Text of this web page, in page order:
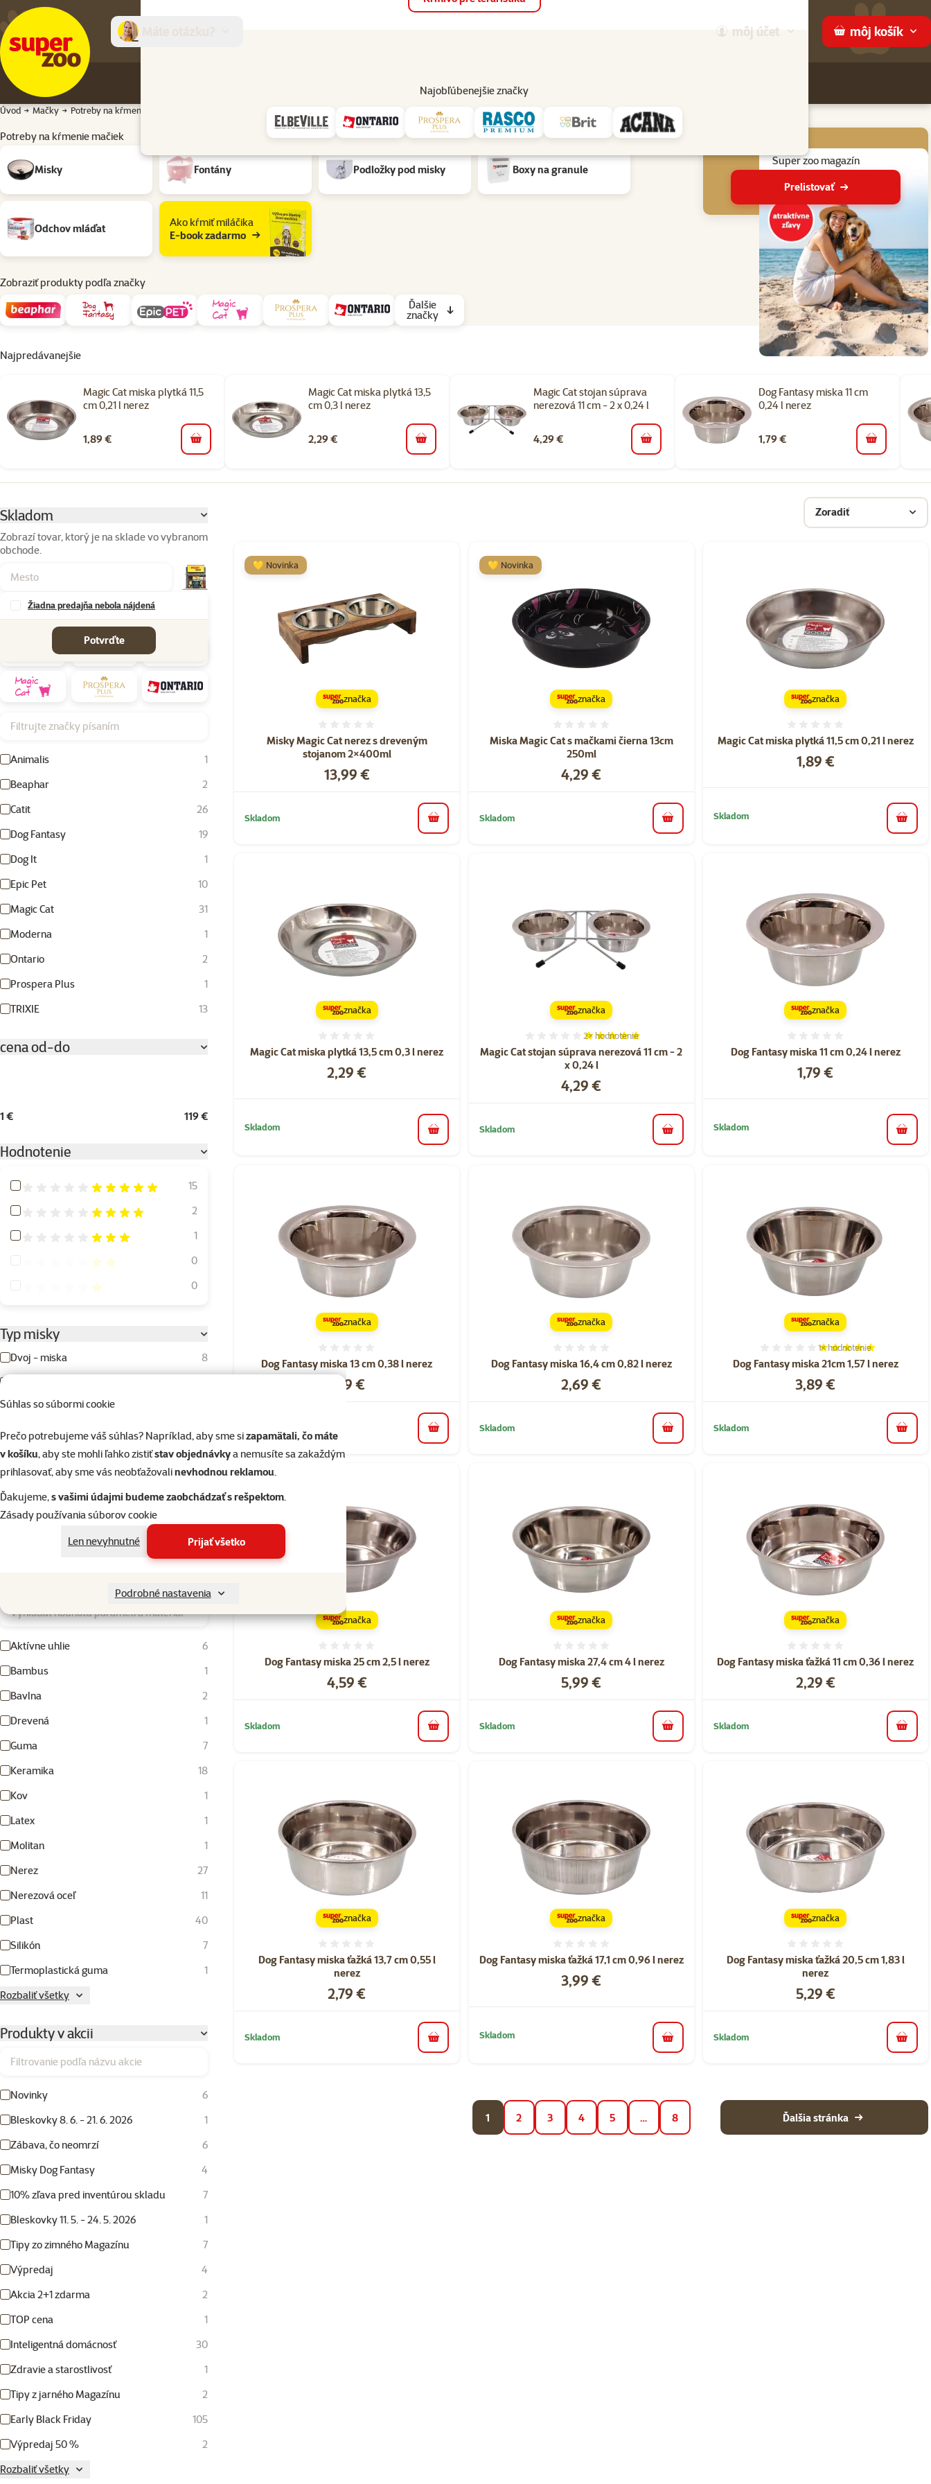
Súhlas so súbormi cookie
Prečo potrebujeme váš súhlas? Napríklad, aby sme sizapamätali, čo máte
v košíku, aby ste mohli ľahko zistiťstav objednávkya nemusíte sa zakaždým
prihlasovať, aby sme vás neobťažovalinevhodnou reklamou.
Ďakujeme,s vašimi údajmi budeme zaobchádzať s rešpektom.
Zásady používania súborov cookie
Len nevyhnutné
Prijať všetko
Podrobné nastavenia
môj účet môj košík
Najobľúbenejšie značky
Predajne Služby
Úvod Mačky Potreby na kŕmenie
Potreby na kŕmenie mačiek
Misky
Fontány Podložky pod misky Boxy na granule
Odchov mláďat
Ako kŕmiť miláčika
E-book zadarmo
Zobraziť produkty podľa značky
Ďalšie
značky
Super zoo magazín
Prelistovať
Najpredávanejšie
Magic Cat miska plytká 11,5
cm 0,21 l nerez
1,89 € do košíka
Magic Cat miska plytká 13,5
cm 0,3 l nerez
2,29 € do košíka
Magic Cat stojan súprava
nerezová 11 cm - 2 x 0,24 l
4,29 € do košíka
Dog Fantasy miska 11 cm
0,24 l nerez
1,79 € do košíka
Skladom
Zobrazí tovar, ktorý je na sklade vo vybranom
obchode.
Žiadna predajňa nebola nájdená
Potvrďte
Filtrujte značky písaním
Animalis
1
Beaphar
2
Catit
26
Dog Fantasy
19
Dog It
1
Epic Pet
10
Magic Cat
31
Moderna
1
Ontario
2
Prospera Plus
1
TRIXIE
13
cena od-do
1 € 119 €
Hodnotenie
Hodnotenie 100%
15
Hodnotenie 80%
2
Hodnotenie 60%
1
Hodnotenie 40%
0
Hodnotenie 20%
0
Typ misky
Dvoj - miska
8
Protihltacia
Farba
Biela BéžováDrevenáFialováHnedáModráOranžová
RužováSivá StriebornáSvetlomodrá
Viacfarebná
ZelenáČervená
Čierna
Do umývačky
Áno
32
2
Vyhľadať hodnotu parametra materiál
Aktívne uhlie
6
Bambus
1
Bavlna
2
Drevená
1
Guma
7
Keramika
18
Kov
1
Latex
1
Molitan
1
Nerez
27
Nerezová oceľ
11
Plast
40
Silikón
7
Termoplastická guma
1
Rozbaliť všetky
Produkty v akcii
Filtrovanie podľa názvu akcie
Novinky
6
Bleskovky 8. 6. - 21. 6. 2026
1
Zábava, čo neomrzí
6
Misky Dog Fantasy
4
10% zľava pred inventúrou skladu
7
Bleskovky 11. 5. - 24. 5. 2026
1
Tipy zo zimného Magazínu
7
Výpredaj
4
Akcia 2+1 zdarma
2
TOP cena
1
Inteligentná domácnosť
30
Zdravie a starostlivosť
1
Tipy z jarného Magazínu
2
Early Black Friday
105
Výpredaj 50 %
2
Rozbaliť všetky
Zoradiť
Misky Magic Cat nerez s dreveným
stojanom 2×400ml
Cena
13,99 €
💛 Novinka
značka
Skladom do košíka
Miska Magic Cat s mačkami čierna 13cm
250ml
Cena
4,29 €
💛 Novinka
značka
Skladom do košíka
Magic Cat miska plytká 11,5 cm 0,21 l nerez
Cena
1,89 €
značka
Skladom
do
Magic Cat miska plytká 13,5 cm 0,3 l nerez
Cena
2,29 €
značka
Skladom
do košíka
Magic Cat stojan súprava nerezová 11 cm - 2
x 0,24 l
Hodnotenie 100%, počet hodnotení: 2
2× hodnotenie
Cena
4,29 €
značka
Skladom do košíka
Dog Fantasy miska 11 cm 0,24 l nerez
Cena
1,79 €
značka
Skladom
do
Dog Fantasy miska 13 cm 0,38 l nerez
Cena
2,19 €
značka
do košíka
Dog Fantasy miska 16,4 cm 0,82 l nerez
Cena
2,69 €
značka
Skladom do košíka
Dog Fantasy miska 21cm 1,57 l nerez
Hodnotenie 100%, počet
1×hodnotenie
Cena
3,89 €
značka
Skladom do
Dog Fantasy miska 25 cm 2,5 l nerez
Cena
4,59 €
značka
Skladom do košíka
Dog Fantasy miska 27,4 cm 4 l nerez
Cena
5,99 €
značka
Skladom do košíka
Dog Fantasy miska ťažká 11 cm 0,36 l nerez
Cena
2,29 €
značka
Skladom do
Dog Fantasy miska ťažká 13,7 cm 0,55 l
nerez
Cena
2,79 €
značka
Skladom do košíka
Dog Fantasy miska ťažká 17,1 cm 0,96 l nerez
Cena
3,99 €
značka
Skladom
do košíka
Dog Fantasy miska ťažká 20,5 cm 1,83 l
nerez
Cena
5,29 €
značka
Skladom do
1 2 3 4 5 … 8 Ďalšia stránka